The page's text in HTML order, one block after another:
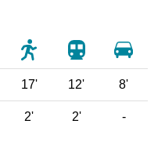
17' 12' 8'
2' 2' -